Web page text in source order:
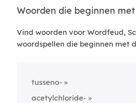
Woorden die beginnen met
Vind woorden voor Wordfeud,
woordspellen die beginnen met
tusseno-
acetylchloride-